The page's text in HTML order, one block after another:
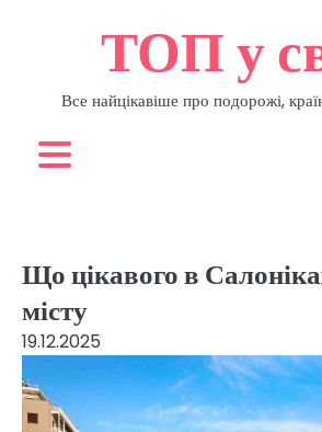
ТОП у
Все найцікавіше про подорожі,
Що цікавого в
місту
19.12.2025